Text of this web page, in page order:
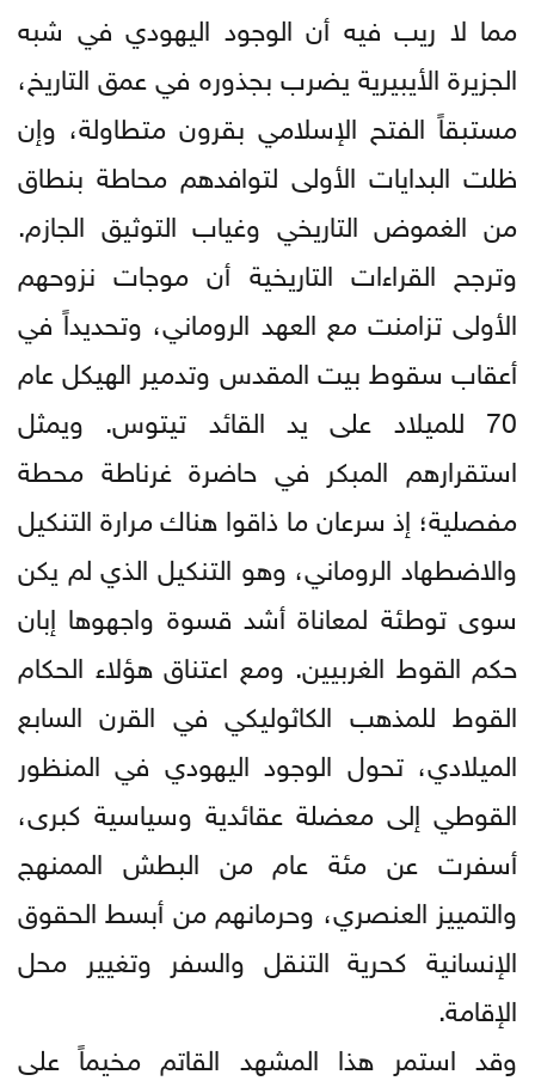
مما لا ريب فيه أن الوجود اليهودي في شبه
الجزيرة الأيبيرية يضرب بجذوره في عمق التاريخ،
مستبقاً الفتح الإسلامي بقرون متطاولة، وإن
ظلت البدايات الأولى لتوافدهم محاطة بنطاق
من الغموض التاريخي وغياب التوثيق الجازم.
وترجح القراءات التاريخية أن موجات نزوحهم
الأولى تزامنت مع العهد الروماني، وتحديداً في
أعقاب سقوط بيت المقدس وتدمير الهيكل عام
70 للميلاد على يد القائد تيتوس. ويمثل
استقرارهم المبكر في حاضرة غرناطة محطة
مفصلية؛ إذ سرعان ما ذاقوا هناك مرارة التنكيل
والاضطهاد الروماني، وهو التنكيل الذي لم يكن
سوى توطئة لمعاناة أشد قسوة واجهوها إبان
حكم القوط الغربيين. ومع اعتناق هؤلاء الحكام
القوط للمذهب الكاثوليكي في القرن السابع
الميلادي، تحول الوجود اليهودي في المنظور
القوطي إلى معضلة عقائدية وسياسية كبرى،
أسفرت عن مئة عام من البطش الممنهج
والتمييز العنصري، وحرمانهم من أبسط الحقوق
الإنسانية كحرية التنقل والسفر وتغيير محل
الإقامة.
وقد استمر هذا المشهد القاتم مخيماً على